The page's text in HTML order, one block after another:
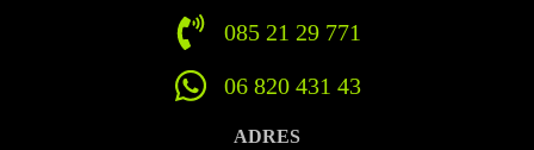
085 21 29 771
06 820 431 43
ADRES